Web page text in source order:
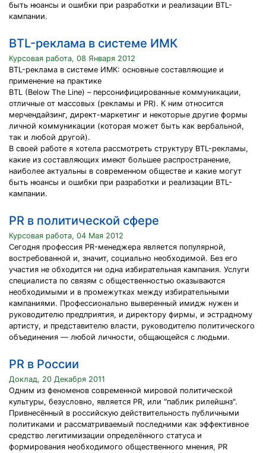
быть нюансы и ошибки при разработки и реализации BTL-
кампании.
BTL-реклама в системе ИМК
Курсовая работа, 08 Января 2012
BTL-реклама в системе ИМК: основные составляющие и
применение на практике
BTL (Below The Line) – персонифицированные коммуникации,
отличные от массовых (рекламы и PR). К ним относится
мерчендайзинг, директ-маркетинг и некоторые другие формы
личной коммуникации (которая может быть как вербальной,
так и любой другой).
В своей работе я хотела рассмотреть структуру BTL-рекламы,
какие из составляющих имеют большее распространение,
наиболее актуальны в современном обществе и какие могут
быть нюансы и ошибки при разработки и реализации BTL-
кампании.
PR в политической сфере
Курсовая работа, 04 Мая 2012
Сегодня профессия PR-менеджера является популярной,
востребованной и, значит, социально необходимой. Без его
участия не обходится ни одна избирательная кампания. Услуги
специалиста по связям с общественностью оказываются
необходимыми и в промежутках между избирательными
кампаниями. Профессионально выверенный имидж нужен и
руководителю предприятия, и директору фирмы, и эстрадному
артисту, и представителю власти, руководителю политического
объединения — любой личности, общающейся с людьми.
PR в России
Доклад, 20 Декабря 2011
Одним из феноменов современной мировой политической
культуры, безусловно, является PR, или "паблик рилейшнз".
Привнесённый в российскую действительность публичными
политиками и рассматриваемый последними как эффективное
средство легитимизации определённого статуса и
формирования необходимого общественного мнения, PR